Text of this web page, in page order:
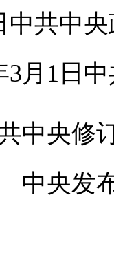
中共中
3月1日
共中央修
中央发